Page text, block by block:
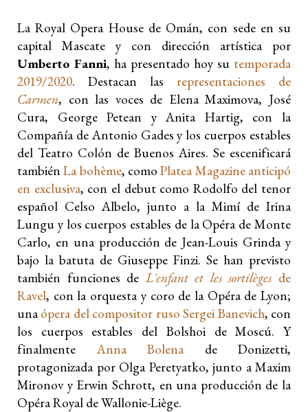
La Royal Opera House de Omán, con sede en su
capital Mascate y con dirección artística por
Umberto Fanni, ha presentado hoy su temporada
2019/2020. Destacan las representaciones de
Carmen, con las voces de Elena Maximova, José
Cura, George Petean y Anita Hartig, con la
Compañía de Antonio Gades y los cuerpos estables
del Teatro Colón de Buenos Aires. Se escenificará
tambiénLa bohème, comoPlatea Magazine anticipó
en exclusiva, con el debut como Rodolfo del tenor
español Celso Albelo, junto a la Mimí de Irina
Lungu y los cuerpos estables de la Opéra de Monte
Carlo, en una producción de Jean-Louis Grinda y
bajo la batuta de Giuseppe Finzi. Se han previsto
también funciones deL´enfant et les sortilègesde
Ravel, con la orquesta y coro de la Opéra de Lyon;
una ópera del compositor ruso Sergei Banevich, con
los cuerpos estables del Bolshoi de Moscú. Y
finalmenteAnna Bolena de Donizetti,
protagonizada por Olga Peretyatko, junto a Maxim
Mironov y Erwin Schrott, en una producción de la
Opéra Royal de Wallonie-Liège.